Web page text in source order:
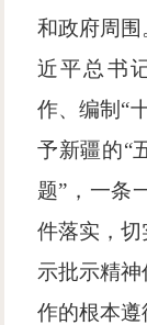
和政府周围
近平总书
作、编制“
予新疆的“
题”，一条
件落实，
示批示精
作的根本遵